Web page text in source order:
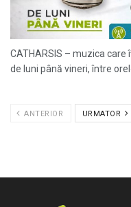
CATHARSIS – muzica
de luni până vineri, între
ANTERIOR URMATOR